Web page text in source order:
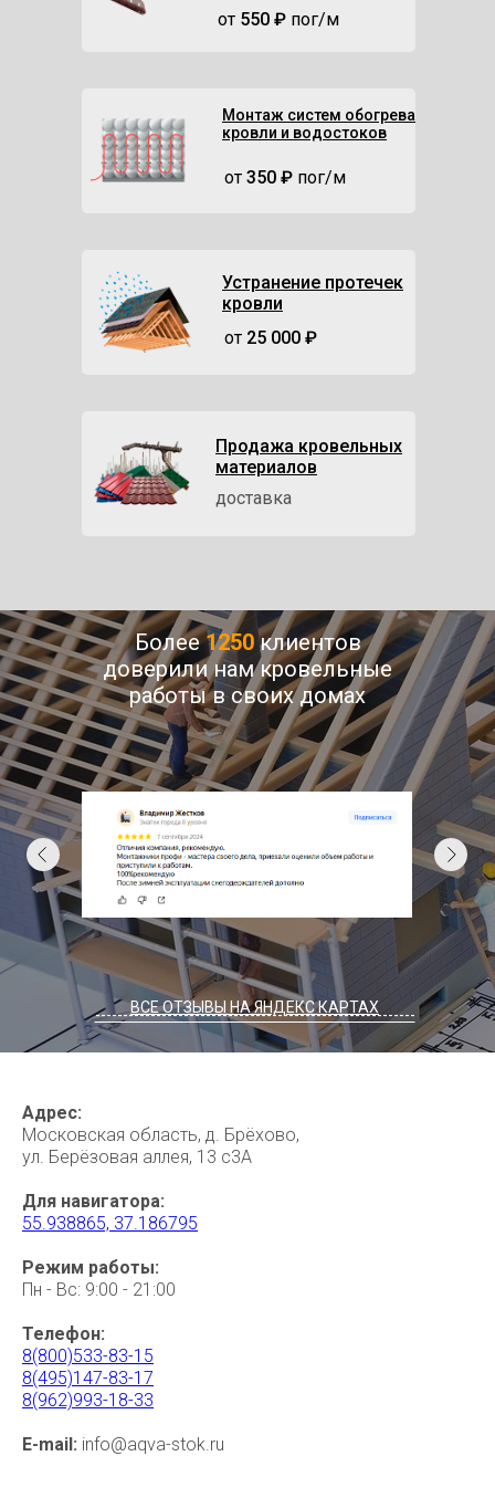
от 550 ₽ пог/м
от 350 ₽ пог/м
Монтаж систем обогрева
кровли и водостоков
Продажа кровельных
материалов
доставка
Устранение протечек
кровли
от 25 000 ₽
Более1250 клиентов
доверили нам кровельные
работы в своих домах
ВСЕ ОТЗЫВЫ НА ЯНДЕКС КАРТАХ
----------------------------------------------------------
Адрес:
Московская область, д. Брёхово,
ул. Берёзовая аллея, 13 с3А
Для навигатора:
55.938865, 37.186795
Режим работы:
Пн - Вс: 9:00 - 21:00
Телефон:
8(800)533-83-15
8(495)147-83-17
8(962)993-18-33
E-mail: info@aqva-stok.ru